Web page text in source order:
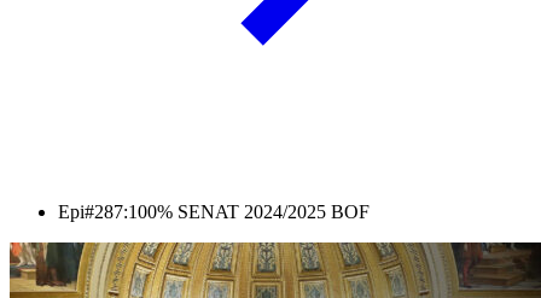
Epi#287:100% SENAT 2024/2025 BOF